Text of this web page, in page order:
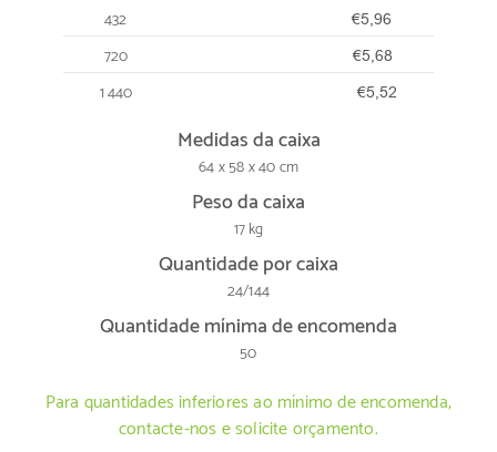
432 €5,96
720 €5,68
1 440 €5,52
Medidas da caixa
64 x 58 x 40 cm
Peso da caixa
17 kg
Quantidade por caixa
24/144
Quantidade mínima de encomenda
50
Para quantidades inferiores ao mínimo de encomenda,
contacte-nos e solicite orçamento.